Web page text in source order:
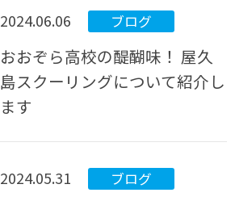
2024.06.06 ブログ
おおぞら高校の醍醐味！ 屋久
島スクーリングについて紹介し
ます
2024.05.31 ブログ